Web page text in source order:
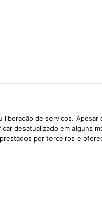
de serviços. Apesar
desatualizado em alguns
por terceiros e